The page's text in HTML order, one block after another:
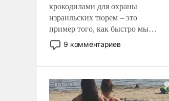
крокодилами для охраны
израильских тюрем – это
пример того, как быстро мы
двигаемся по пути
революционных изменений.
псевдонаучной фантастики,
стало всерьез обсуждаемой
9 комментариев